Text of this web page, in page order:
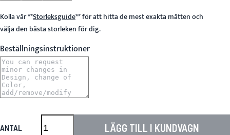
Kolla vår**Storleksguide**för att hitta de mest exakta måtten och
välja den bästa storleken för dig.
Beställningsinstruktioner
ANTAL LÄGG TILL I KUNDVAGN